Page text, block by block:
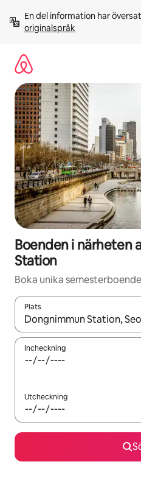
innehåll
En del information har
originalspråk
Boenden i närheten
Station
Boka unika
Plats
När resultaten är tillgängliga
Incheckning
Utcheckning